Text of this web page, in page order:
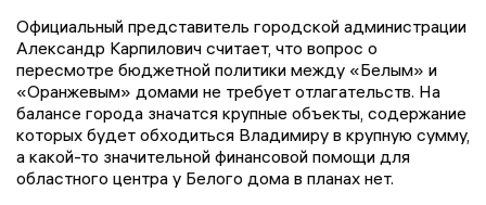
Официальный представитель городской администрации
Александр Карпилович считает, что вопрос о
пересмотре бюджетной политики между «Белым» и
«Оранжевым» домами не требует отлагательств. На
балансе города значатся крупные объекты, содержание
которых будет обходиться Владимиру в крупную сумму,
а какой-то значительной финансовой помощи для
областного центра у Белого дома в планах нет.